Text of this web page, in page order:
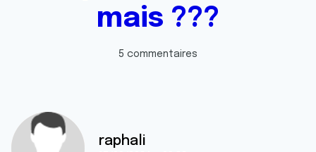
mais ???
5 commentaires
raphali